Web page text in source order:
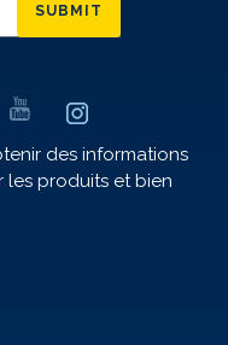
SUBMIT
des informations
les produits et bien